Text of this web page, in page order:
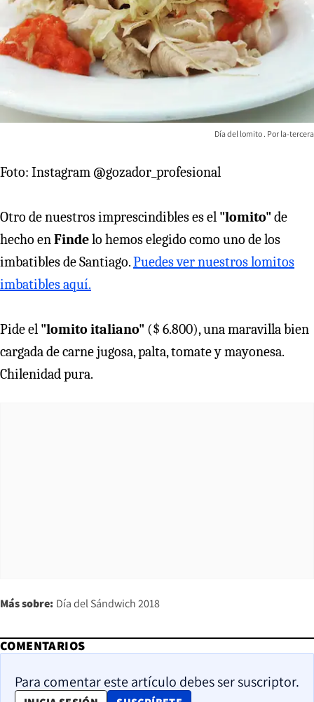
Día del lomito la-tercera
Foto: Instagram @gozador_profesional
Otro de nuestros imprescindibles es el "lomito" de
hecho enFindelo hemos elegido como uno de los
imbatibles de Santiago.Puedes ver nuestros lomitos
imbatibles aquí.
Pide el "lomito italiano" ($ 6.800), una maravilla bien
cargada de carne jugosa, palta, tomate y mayonesa.
Chilenidad pura.
Más sobre: Día del Sándwich 2018
COMENTARIOS
Para comentar este artículo debes ser suscriptor.